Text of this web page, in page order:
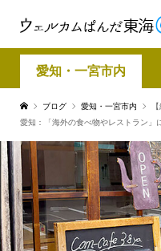
愛知・一宮市内
ブログ 愛知・一宮市内
愛知：「海外の食べ物やレストラン」